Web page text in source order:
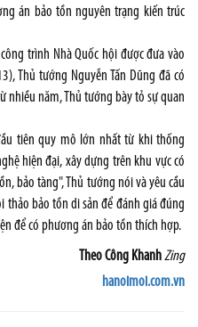
án bảo tồn nguyên trạng kiến trúc
trình Nhà Quốc hội được đưa vào
Thủ tướng Nguyễn Tấn Dũng đã có
nhiều năm, Thủ tướng bày tỏ sự quan
tiên quy mô lớn nhất từ khi thống
hiện đại, xây dựng trên khu vực có
bảo tàng", Thủ tướng nói và yêu cầu
thảo bảo tồn di sản để đánh giá đúng
để có phương án bảo tồn thích hợp.
Theo Công KhanhZing
hanoimoi.com.vn